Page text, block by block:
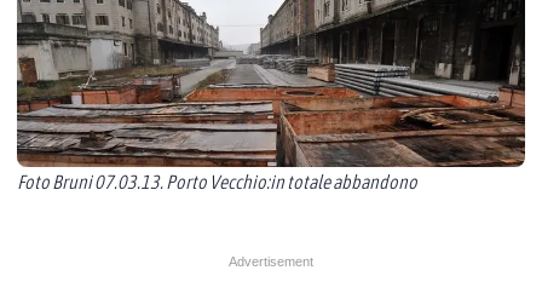
Foto Bruni 07.03.13. Porto Vecchio:in totale abbandono